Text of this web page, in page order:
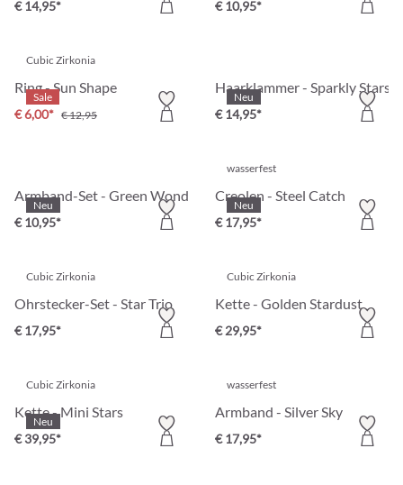
€ 14,95* € 10,95*
Sale
Cubic Zirkonia
Ring - Sun Shape
€ 6,00* € 12,95
Neu
Haarklammer - Sparkly Stars
€ 14,95*
Neu
Armband-Set - Green Wonder
€ 10,95*
Neu
wasserfest
Creolen - Steel Catch
€ 17,95*
Cubic Zirkonia
Ohrstecker-Set - Star Trio
€ 17,95*
Cubic Zirkonia
Kette - Golden Stardust
€ 29,95*
Neu
Cubic Zirkonia
Kette - Mini Stars
€ 39,95*
wasserfest
Armband - Silver Sky
€ 17,95*